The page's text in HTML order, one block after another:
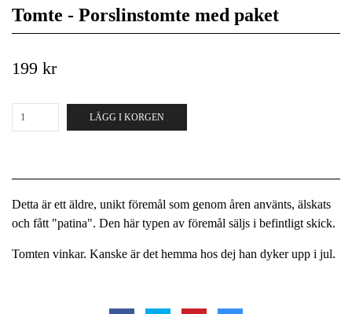
Tomte - Porslinstomte med paket
199 kr
LÄGG I KORGEN
Detta är ett äldre, unikt föremål som genom åren använts, älskats
och fått "patina". Den här typen av föremål säljs i befintligt skick.
Tomten vinkar. Kanske är det hemma hos dej han dyker upp i jul.